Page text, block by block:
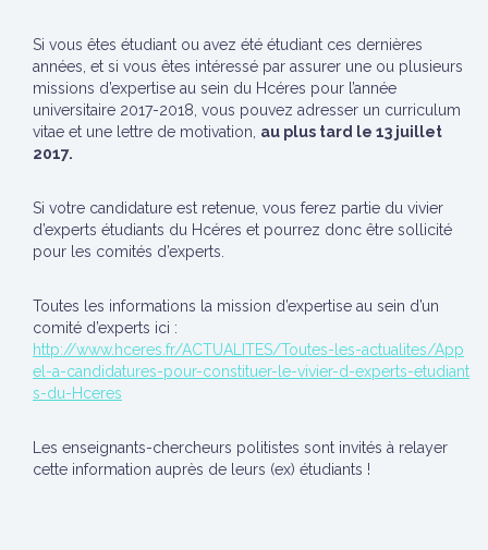
Si vous êtes étudiant ou avez été étudiant ces dernières
années, et si vous êtes intéressé par assurer une ou plusieurs
missions d’expertise au sein du Hcéres pour l’année
universitaire 2017-2018, vous pouvez adresser un curriculum
vitae et une lettre de motivation, au plus tard le 13 juillet
2017.
Si votre candidature est retenue, vous ferez partie du vivier
d’experts étudiants du Hcéres et pourrez donc être sollicité
pour les comités d’experts.
Toutes les informations la mission d’expertise au sein d’un
comité d’experts ici :
http://www.hceres.fr/ACTUALITES/Toutes-les-actualites/App
el-a-candidatures-pour-constituer-le-vivier-d-experts-etudiant
s-du-Hceres
Les enseignants-chercheurs politistes sont invités à relayer
cette information auprès de leurs (ex) étudiants !